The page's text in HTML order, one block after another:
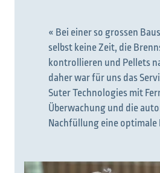
« Bei einer so grossen
selbst keine Zeit, die
kontrollieren und Pellets
daher war für uns das
Suter Technologies mit
Überwachung und die
Nachfüllung eine optimale